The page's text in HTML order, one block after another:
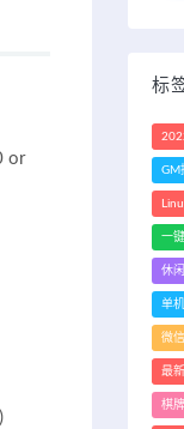
or
标
GM
一
休
单
微信
最新
棋